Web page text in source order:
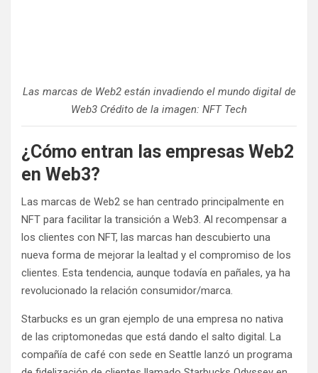
Las marcas de Web2 están invadiendo el mundo digital de
Web3 Crédito de la imagen: NFT Tech
¿Cómo entran las empresas Web2
en Web3?
Las marcas de Web2 se han centrado principalmente en
NFT para facilitar la transición a Web3. Al recompensar a
los clientes con NFT, las marcas han descubierto una
nueva forma de mejorar la lealtad y el compromiso de los
clientes. Esta tendencia, aunque todavía en pañales, ya ha
revolucionado la relación consumidor/marca.
Starbucks es un gran ejemplo de una empresa no nativa
de las criptomonedas que está dando el salto digital. La
compañía de café con sede en Seattle lanzó un programa